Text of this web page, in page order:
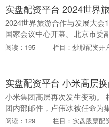
2024世界旅游合作与发展大会
国家会议中心开幕。北京市委
长、世界旅游城市联合会理事
球重要的旅....
阅读：195 栏目：炒股配资开
小米集团高层再次发生变动。
团内部邮件，卢伟冰被任命为
任手机部总裁，向集团董事长
阅读：129 栏目：实盘股票配